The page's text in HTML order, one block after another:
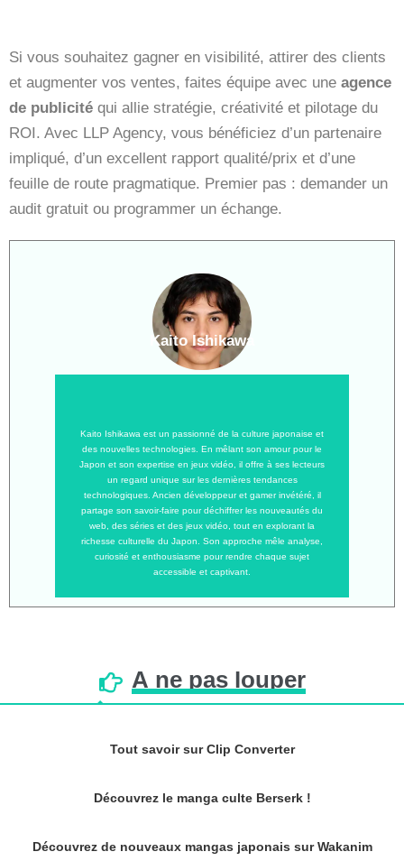
Si vous souhaitez gagner en visibilité, attirer des clients
et augmenter vos ventes, faites équipe avec une agence
de publicité qui allie stratégie, créativité et pilotage du
ROI. Avec LLP Agency, vous bénéficiez d’un partenaire
impliqué, d’un excellent rapport qualité/prix et d’une
feuille de route pragmatique. Premier pas : demander un
audit gratuit ou programmer un échange.
Kaito Ishikawa est un passionné de la culture japonaise et
des nouvelles technologies. En mêlant son amour pour le
Japon et son expertise en jeux vidéo, il offre à ses lecteurs
un regard unique sur les dernières tendances
technologiques. Ancien développeur et gamer invétéré, il
partage son savoir-faire pour déchiffrer les nouveautés du
web, des séries et des jeux vidéo, tout en explorant la
richesse culturelle du Japon. Son approche mêle analyse,
curiosité et enthousiasme pour rendre chaque sujet
accessible et captivant.
Kaito Ishikawa
À ne pas louper
Tout savoir sur Clip Converter
Découvrez le manga culte Berserk !
Découvrez de nouveaux mangas japonais sur Wakanim